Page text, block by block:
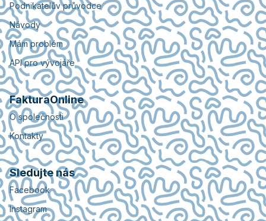
Podnikatelův průvodce
Návody
Mám problém
API pro vývojáře
FakturaOnline
O společnosti
Kontakty
Sledujte nás
Facebook
Instagram